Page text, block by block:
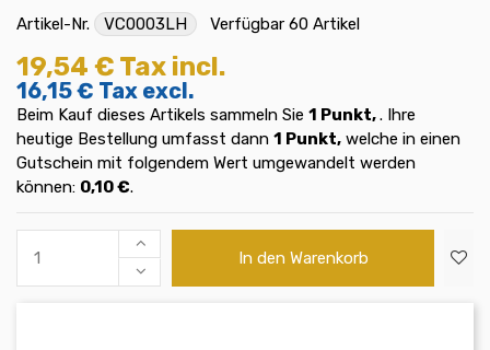
Artikel-Nr. VC0003LH Verfügbar 60 Artikel
19,54 € Tax incl.
16,15 € Tax excl.
Beim Kauf dieses Artikels sammeln Sie 1 Punkt,. Ihre
heutige Bestellung umfasst dann 1 Punkt, welche in einen
Gutschein mit folgendem Wert umgewandelt werden
können: 0,10 €.
In den Warenkorb